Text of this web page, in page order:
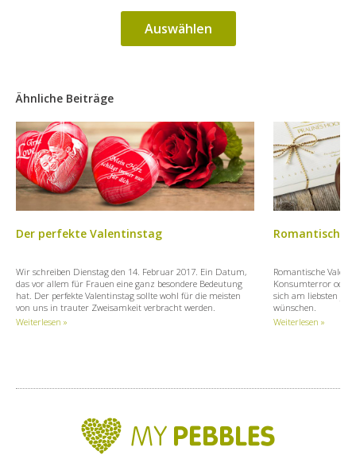
Auswählen
Ähnliche Beiträge
Der perfekte Valentinstag
Wir schreiben Dienstag den 14. Februar 2017. Ein Datum,
das vor allem für Frauen eine ganz besondere Bedeutung
hat. Der perfekte Valentinstag sollte wohl für die meisten
von uns in trauter Zweisamkeit verbracht werden.
Weiterlesen »
Romantische
Romantische
Konsumterror oder
sich am liebsten
wünschen.
Weiterlesen »